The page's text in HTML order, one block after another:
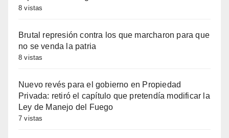
8 vistas
Brutal represión contra los que marcharon para que
no se venda la patria
8 vistas
Nuevo revés para el gobierno en Propiedad
Privada: retiró el capítulo que pretendía modificar la
Ley de Manejo del Fuego
7 vistas